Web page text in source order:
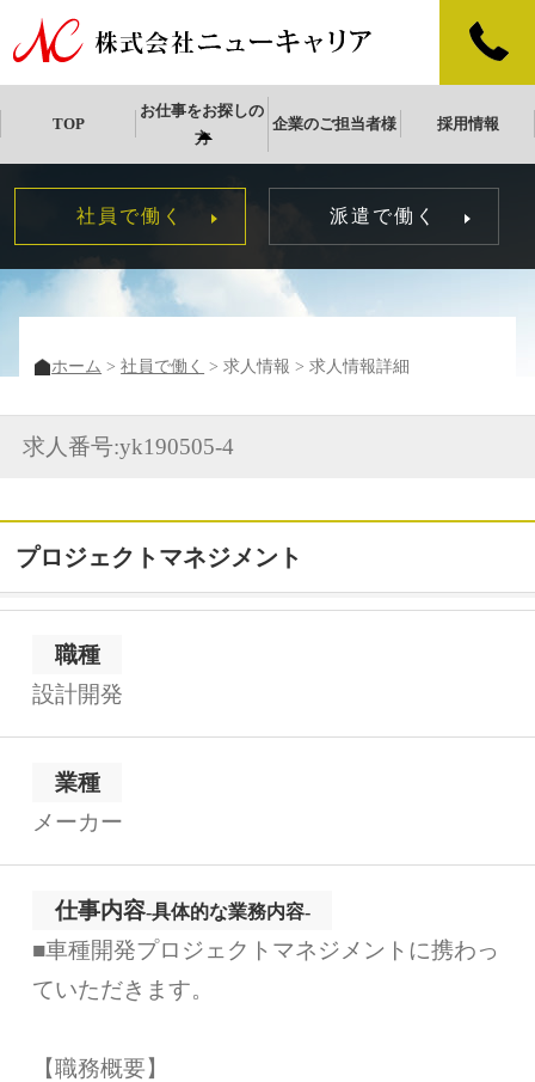
TOP
お仕事をお探しの
方
企業のご担当者様 採用情報
社員で働く 派遣で働く
ホーム 社員で働く 求人情報 求人情報詳細
求人番号:yk190505-4
プロジェクトマネジメント
職種
設計開発
業種
メーカー
仕事内容-具体的な業務内容-
■車種開発プロジェクトマネジメントに携わっ
ていただきます。
【職務概要】